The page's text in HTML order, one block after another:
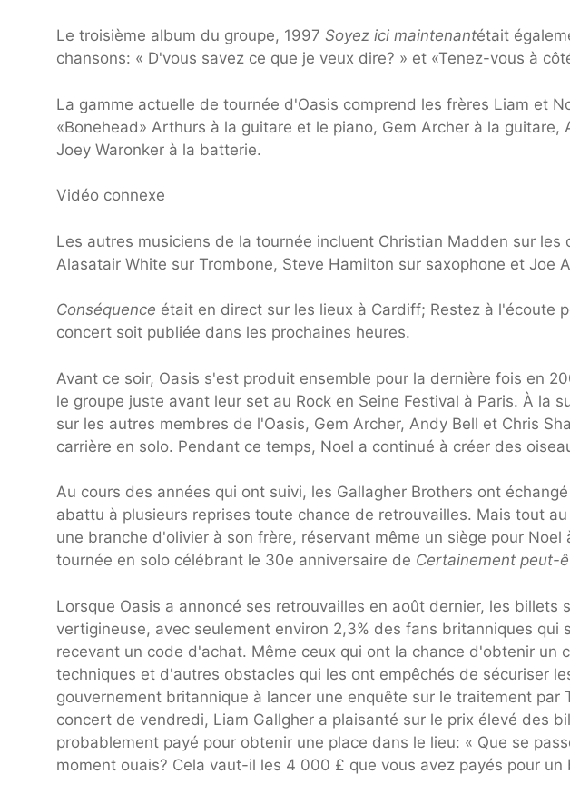
Le troisième album du groupe, 1997 Soyez ici maintenantétait
chansons: « D'vous savez ce que je veux dire? » et «Tenez-vous à
La gamme actuelle de tournée d'Oasis comprend les frères Liam et
«Bonehead» Arthurs à la guitare et le piano, Gem Archer à la
Joey Waronker à la batterie.
Vidéo connexe
Les autres musiciens de la tournée incluent Christian Madden sur les
Alasatair White sur Trombone, Steve Hamilton sur saxophone et Joe
Conséquence était en direct sur les lieux à Cardiff; Restez à l'écoute
concert soit publiée dans les prochaines heures.
Avant ce soir, Oasis s'est produit ensemble pour la dernière fois en
le groupe juste avant leur set au Rock en Seine Festival à Paris. À la
sur les autres membres de l'Oasis, Gem Archer, Andy Bell et Chris
carrière en solo. Pendant ce temps, Noel a continué à créer des
Au cours des années qui ont suivi, les Gallagher Brothers ont
abattu à plusieurs reprises toute chance de retrouvailles. Mais tout
une branche d'olivier à son frère, réservant même un siège pour
tournée en solo célébrant le 30e anniversaire de Certainement peut-
Lorsque Oasis a annoncé ses retrouvailles en août dernier, les billets
vertigineuse, avec seulement environ 2,3% des fans britanniques qui
recevant un code d'achat. Même ceux qui ont la chance d'obtenir un
techniques et d'autres obstacles qui les ont empêchés de sécuriser
gouvernement britannique à lancer une enquête sur le traitement par
concert de vendredi, Liam Gallgher a plaisanté sur le prix élevé des
probablement payé pour obtenir une place dans le lieu: « Que se
moment ouais? Cela vaut-il les 4 000 £ que vous avez payés pour un